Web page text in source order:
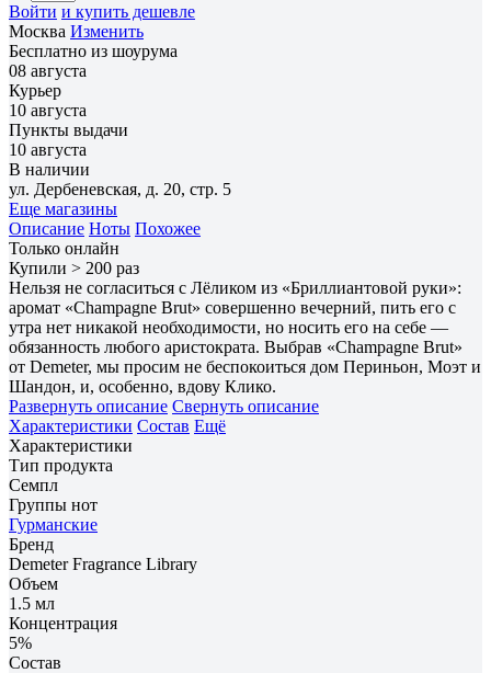
Войти и купить дешевле
Москва Изменить
Бесплатно из шоурума
08 августа
Курьер
10 августа
Пункты выдачи
10 августа
В наличии
ул. Дербеневская, д. 20, стр. 5
Еще магазины
Описание Ноты Похожее
Только онлайн
Купили > 200 раз
Нельзя не согласиться с Лёликом из «Бриллиантовой руки»:
аромат «Champagne Brut» совершенно вечерний, пить его с
утра нет никакой необходимости, но носить его на себе —
обязанность любого аристократа. Выбрав «Champagne Brut»
от Demeter, мы просим не беспокоиться дом Периньон, Моэт и
Шандон, и, особенно, вдову Клико.
Развернуть описание Свернуть описание
Характеристики Состав Ещё
Характеристики
Тип продукта
Семпл
Группы нот
Гурманские
Бренд
Demeter Fragrance Library
Объем
1.5 мл
Концентрация
5%
Состав